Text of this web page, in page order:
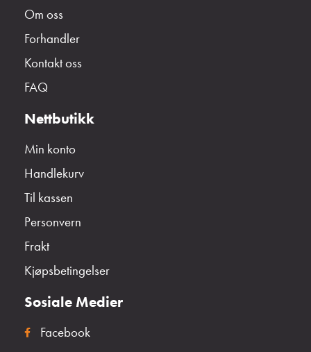
Om oss
Forhandler
Kontakt oss
FAQ
Nettbutikk
Min konto
Handlekurv
Til kassen
Personvern
Frakt
Kjøpsbetingelser
Sosiale Medier
Facebook